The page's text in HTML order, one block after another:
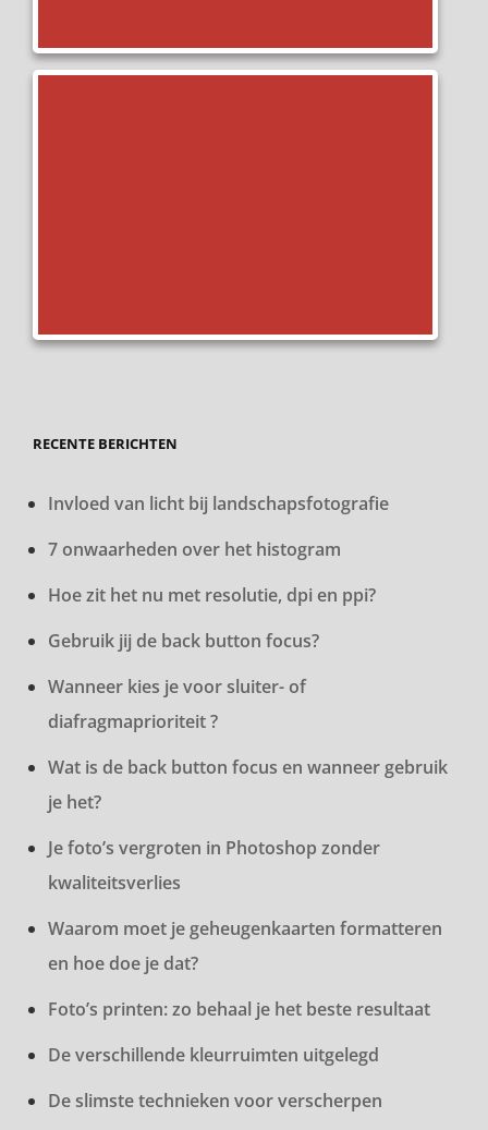
RECENTE BERICHTEN
Invloed van licht bij landschapsfotografie
7 onwaarheden over het histogram
Hoe zit het nu met resolutie, dpi en ppi?
Gebruik jij de back button focus?
Wanneer kies je voor sluiter- of
diafragmaprioriteit ?
Wat is de back button focus en wanneer gebruik
je het?
Je foto’s vergroten in Photoshop zonder
kwaliteitsverlies
Waarom moet je geheugenkaarten formatteren
en hoe doe je dat?
Foto’s printen: zo behaal je het beste resultaat
De verschillende kleurruimten uitgelegd
De slimste technieken voor verscherpen